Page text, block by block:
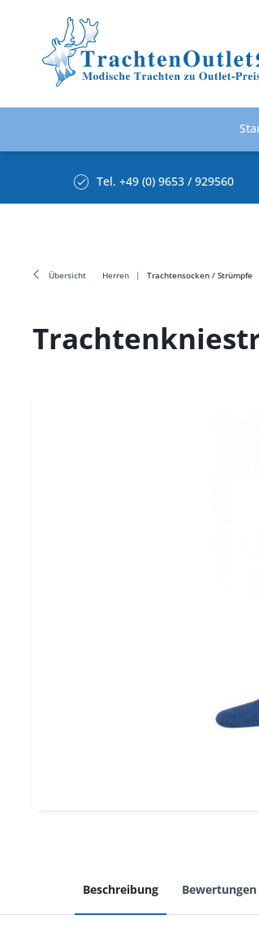
Tel. +49 (0) 9653 / 929560
Übersicht Herren Trachtensocken / Strümpfe
Beschreibung Bewertungen